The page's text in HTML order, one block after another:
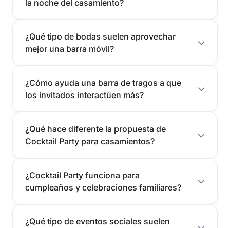
la noche del casamiento?
¿Qué tipo de bodas suelen aprovechar
mejor una barra móvil?
¿Cómo ayuda una barra de tragos a que
los invitados interactúen más?
¿Qué hace diferente la propuesta de
Cocktail Party para casamientos?
¿Cocktail Party funciona para
cumpleaños y celebraciones familiares?
¿Qué tipo de eventos sociales suelen